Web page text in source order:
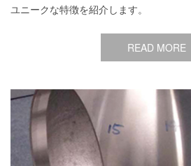
ユニークな特徴を紹介します。
READ MORE
HSVの特殊バルブ